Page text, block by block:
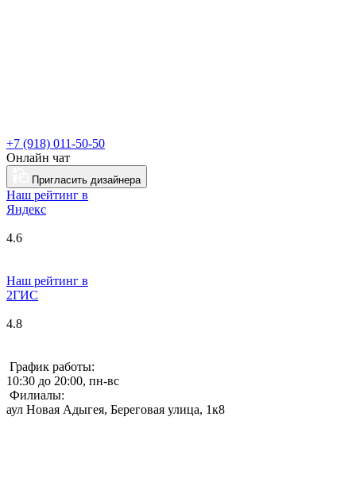
+7 (918) 011-50-50
Онлайн чат
Пригласить дизайнера
Наш рейтинг в
Яндекс
4.6
Наш рейтинг в
2ГИС
4.8
График работы:
10:30 до 20:00, пн-вс
Филиалы:
аул Новая Адыгея, Береговая улица, 1к8